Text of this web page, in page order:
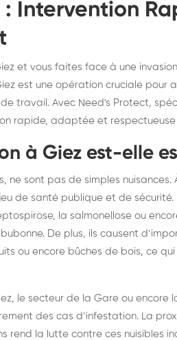
Destruction de
frelons
intervention
France
Intervention
et vous faites face à une
est une opération cruciale pour
travail. Avec Need's Protect,
rapide, adaptée et respectueuse
à Giez est-elle
ne sont pas de simples
de santé publique et de sécurité.
la salmonellose ou
De plus, ils causent
ou encore bûches de bois, ce
le secteur de la Gare ou encore
des cas d’infestation. La
rend la lutte contre ces nuisibles